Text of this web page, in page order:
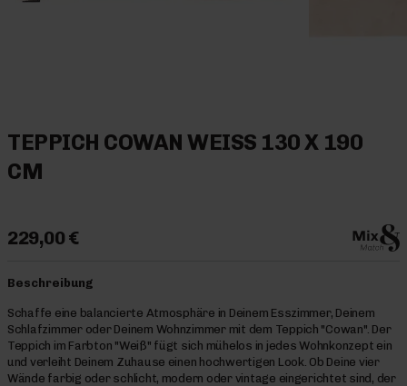
TEPPICH COWAN WEISS 130 X 190 C
M
229,00 €
Beschreibung
Schaffe eine balancierte Atmosphäre in Deinem Esszimmer, Deinem
Schlafzimmer oder Deinem Wohnzimmer mit dem Teppich "Cowan". Der
Teppich im Farbton "Weiß" fügt sich mühelos in jedes Wohnkonzept ein
und verleiht Deinem Zuhause einen hochwertigen Look. Ob Deine vier
Wände farbig oder schlicht, modern oder vintage eingerichtet sind, der